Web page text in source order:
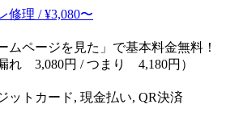
修理 / ¥3,080〜
ムページを見た」で基本料金無料！
れ 3,080円 / つまり 4,180円）
ットカード, 現金払い, QR決済